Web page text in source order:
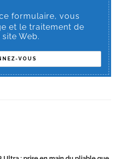
formulaire, vous
et le traitement de
Web.